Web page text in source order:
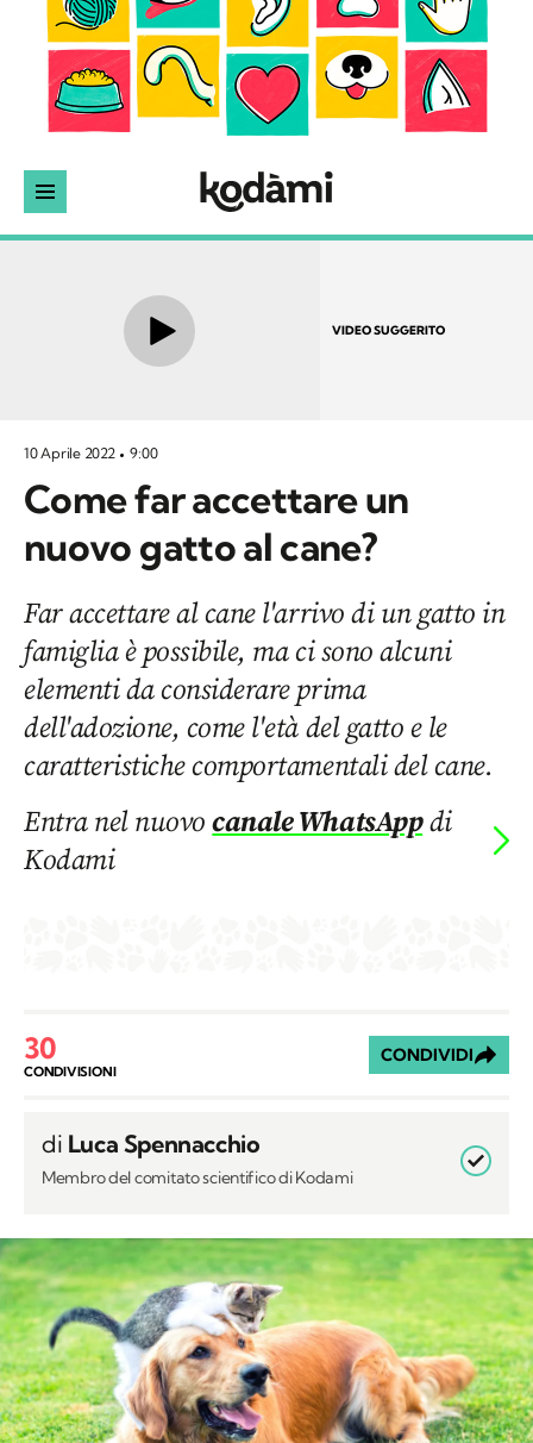
VIDEO SUGGERITO
10 Aprile 2022 9:00
Come far accettare un
nuovo gatto al cane?
Far accettare al cane l'arrivo di un gatto in
famiglia è possibile, ma ci sono alcuni
elementi da considerare prima
dell'adozione, come l'età del gatto e le
caratteristiche comportamentali del cane.
Entra nel nuovocanale WhatsAppdi
Kodami
30
CONDIVISIONI
CONDIVIDI
di Luca Spennacchio
Membro del comitato scientifico di Kodami